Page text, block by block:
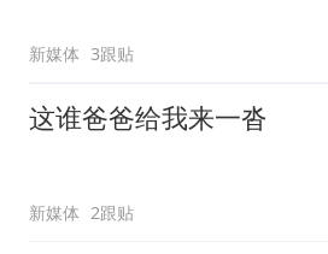
新媒体 3跟贴
这谁爸爸给我来一沓
新媒体 2跟贴